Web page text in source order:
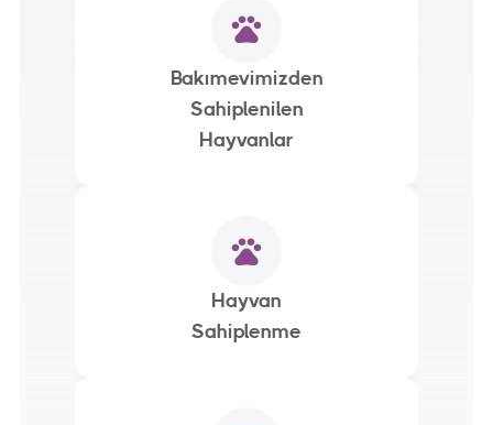
Bakımevimizden
Sahiplenilen
Hayvanlar
Hayvan
Sahiplenme